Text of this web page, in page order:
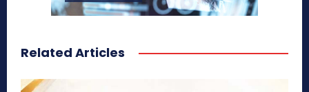
Related Articles